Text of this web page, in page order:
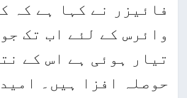
فائیزر نے کہا ہے کہ
وائرس کے لئے اب تک
تیار ہوئی ہے اس کے
حوصلہ افزا ہیں۔